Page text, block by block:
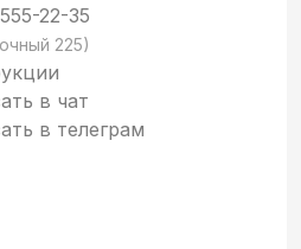
22-35
225)
в чат
в телеграм